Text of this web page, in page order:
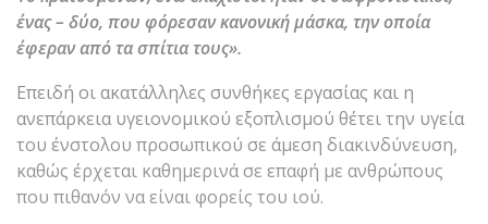
ένας – δύο, που φόρεσαν κανονική μάσκα, την οποία
έφεραν από τα σπίτια τους».
Επειδή οι ακατάλληλες συνθήκες εργασίας και η
ανεπάρκεια υγειονομικού εξοπλισμού θέτει την υγεία
του ένστολου προσωπικού σε άμεση διακινδύνευση,
καθώς έρχεται καθημερινά σε επαφή με ανθρώπους
που πιθανόν να είναι φορείς του ιού.